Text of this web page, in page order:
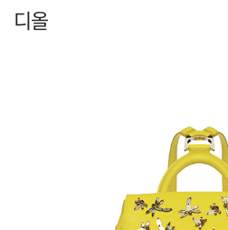
디올